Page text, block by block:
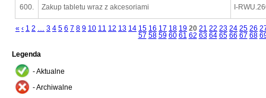
600. Zakup tabletu wraz z akcesoriami I-
« ‹ 1 2 … 3 4 5 6 7 8 9 10 11 12 13 14 15 16 17 18 19 20 21 22 23 24 25 26
57 58 59 60 61 62 63 64 65 66 67 68
Legenda
- Aktualne
- Archiwalne